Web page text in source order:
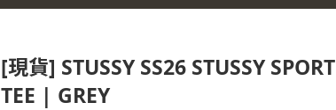
[現貨] STUSSY SS26 STUSSY SPORT
TEE | GREY